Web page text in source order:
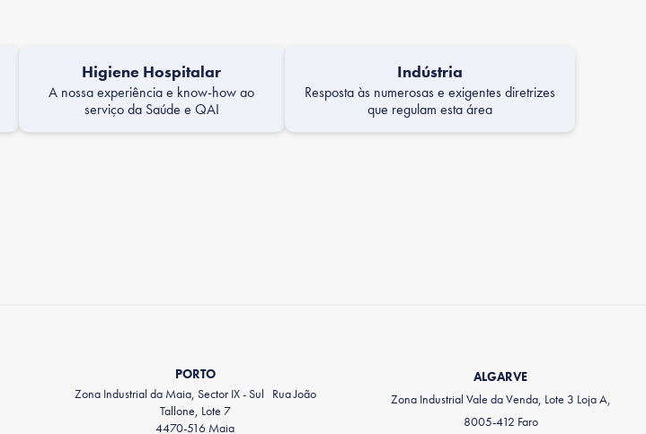
Higiene Hospitalar
A nossa experiência e know-how ao
serviço da Saúde e QAI
Indústria
Resposta às numerosas e exigentes diretrizes
que regulam esta área
PORTO
Zona Industrial da Maia, Sector IX - Sul Rua João
Tallone, Lote 7
4470-516 Maia
ALGARVE
Zona Industrial Vale da Venda, Lote 3 Loja A,
8005-412 Faro